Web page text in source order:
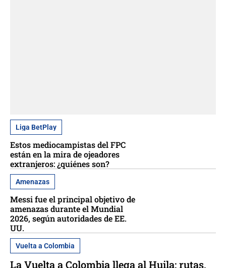
Liga BetPlay
Estos mediocampistas del FPC
están en la mira de ojeadores
extranjeros: ¿quiénes son?
Amenazas
Messi fue el principal objetivo de
amenazas durante el Mundial
2026, según autoridades de EE.
UU.
Vuelta a Colombia
La Vuelta a Colombia llega al Huila: rutas,